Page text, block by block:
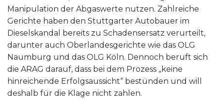
Manipulation der Abgaswerte nutzen. Zahlreiche
Gerichte haben den Stuttgarter Autobauer im
Dieselskandal bereits zu Schadensersatz verurteilt,
darunter auch Oberlandesgerichte wie das OLG
Naumburg und das OLG Köln. Dennoch beruft sich
die ARAG darauf, dass bei dem Prozess „keine
hinreichende Erfolgsaussicht“ bestünden und will
deshalb für die Klage nicht zahlen.